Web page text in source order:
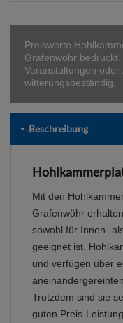
Preiswerte
Grafenwöhr
Veranstaltungen oder
witterungsbeständig.
Beschreibung
Mit den
Grafenwöhr
sowohl für Innen-
geeignet ist.
und verfügen über
Trotzdem sind sie
guten Preis-